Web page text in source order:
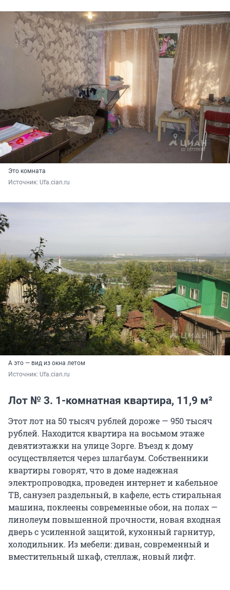
Это комната
Источник: Ufa.cian.ru
А это — вид из окна летом
Источник: Ufa.cian.ru
Лот № 3. 1-комнатная квартира, 11,9 м²
Этот лот на 50 тысяч рублей дороже — 950 тысяч
рублей. Находится квартира на восьмом этаже
девятиэтажки на улице Зорге. Въезд к дому
осуществляется через шлагбаум. Собственники
квартиры говорят, что в доме надежная
электропроводка, проведен интернет и кабельное
ТВ, санузел раздельный, в кафеле, есть стиральная
машина, поклеены современные обои, на полах —
линолеум повышенной прочности, новая входная
дверь с усиленной защитой, кухонный гарнитур,
холодильник. Из мебели: диван, современный и
вместительный шкаф, стеллаж, новый лифт.